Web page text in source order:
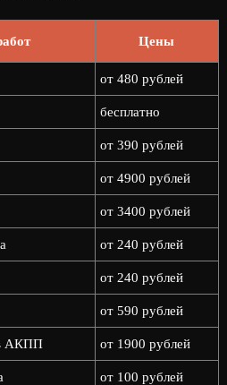
Цены
от 480 рублей
бесплатно
от 390 рублей
от 4900 рублей
от 3400 рублей
от 240 рублей
от 240 рублей
от 590 рублей
в АКПП от 1900 рублей
от 100 рублей